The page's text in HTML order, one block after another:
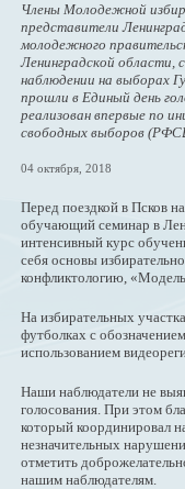
Члены Молодежной
представители
молодежного
Ленинградской области,
наблюдении на выборах
прошли в Единый день
реализован впервые по
свободных выборов
04 октября, 2018
Перед поездкой в Псков
обучающий семинар в
интенсивный курс
себя основы
конфликтологию,
На избирательных
футболках с
использованием
Наши наблюдатели не
голосования. При этом
который координировал
незначительных
отметить
нашим наблюдателям.